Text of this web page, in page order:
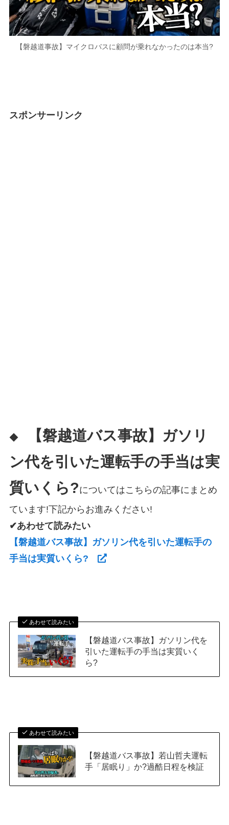
【磐越道事故】マイクロバスに顧問が乗れなかったのは本当?
スポンサーリンク
◆
【磐越道バス事故】ガソリ
ン代を引いた運転手の手当は実
質いくら?についてはこちらの記事にまとめ
ています!下記からお進みください!
✔あわせて読みたい
【磐越道バス事故】ガソリン代を引いた運転手の
手当は実質いくら?
あわせて読みたい
【磐越道バス事故】ガソリン代を
引いた運転手の手当は実質いく
ら?
あわせて読みたい
【磐越道バス事故】若山哲夫運転
手「居眠り」か?過酷日程を検証